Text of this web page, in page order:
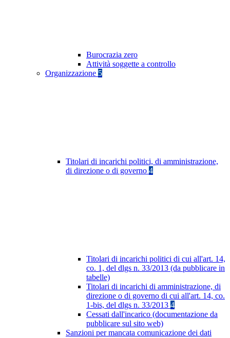
Burocrazia zero
Attività soggette a controllo
Organizzazione 5
Titolari di incarichi politici, di amministrazione,
di direzione o di governo 4
Titolari di incarichi politici di cui all'art. 14,
co. 1, del dlgs n. 33/2013 (da pubblicare in
tabelle)
Titolari di incarichi di amministrazione, di
direzione o di governo di cui all'art. 14, co.
1-bis, del dlgs n. 33/2013 4
Cessati dall'incarico (documentazione da
pubblicare sul sito web)
Sanzioni per mancata comunicazione dei dati